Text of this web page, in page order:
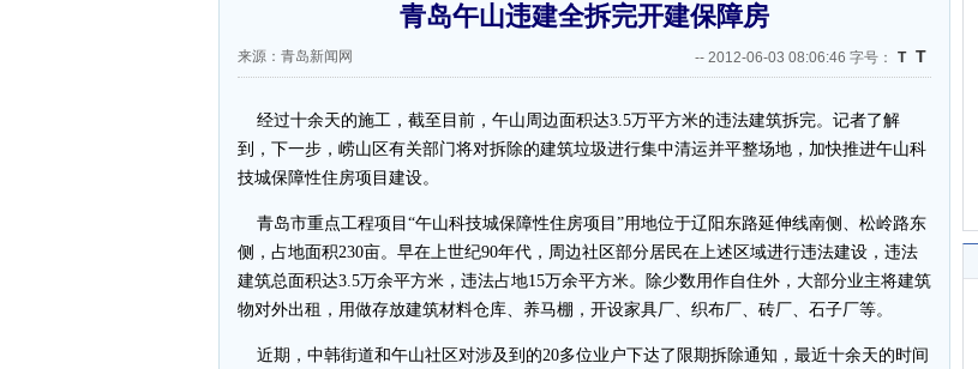
青岛午山违建全拆完开建保障房
来源：青岛新闻网 -- 2012-06-03 08:06:46 字号： T T
经过十余天的施工，截至目前，午山周边面积达3.5万平方米的违法建筑拆完。记者了解
到，下一步，崂山区有关部门将对拆除的建筑垃圾进行集中清运并平整场地，加快推进午山科
技城保障性住房项目建设。
青岛市重点工程项目“午山科技城保障性住房项目”用地位于辽阳东路延伸线南侧、松岭路东
侧，占地面积230亩。早在上世纪90年代，周边社区部分居民在上述区域进行违法建设，违法
建筑总面积达3.5万余平方米，违法占地15万余平方米。除少数用作自住外，大部分业主将建筑
物对外出租，用做存放建筑材料仓库、养马棚，开设家具厂、织布厂、砖厂、石子厂等。
近期，中韩街道和午山社区对涉及到的20多位业户下达了限期拆除通知，最近十余天的时间